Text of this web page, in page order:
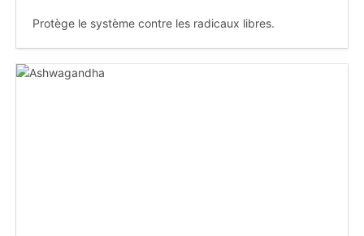
Protège le système contre les radicaux libres.